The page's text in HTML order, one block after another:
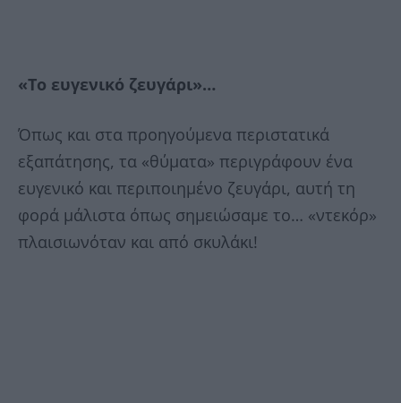
«Το ευγενικό ζευγάρι»…
Όπως και στα προηγούμενα περιστατικά
εξαπάτησης, τα «θύματα» περιγράφουν ένα
ευγενικό και περιποιημένο ζευγάρι, αυτή τη
φορά μάλιστα όπως σημειώσαμε το… «ντεκόρ»
πλαισιωνόταν και από σκυλάκι!